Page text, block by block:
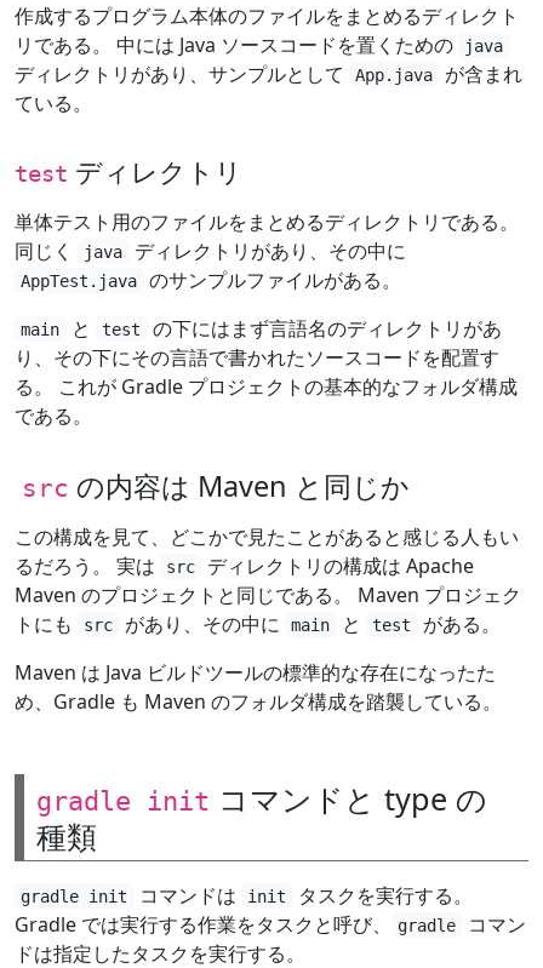
作成するプログラム本体のファイルをまとめるディレクト
リである。 中には Java ソースコードを置くための
java
ディレクトリがあり、サンプルとして App.java
が含まれ
ている。
test ディレクトリ
単体テスト用のファイルをまとめるディレクトリである。
同じく
java ディレクトリがあり、その中に
AppTest.java のサンプルファイルがある。
main と test
の下にはまず言語名のディレクトリがあ
り、その下にその言語で書かれたソースコードを配置す
る。 これが Gradle プロジェクトの基本的なフォルダ構成
である。
src の内容は Maven と同じか
この構成を見て、どこかで見たことがあると感じる人もい
るだろう。 実は
src
ディレクトリの構成は Apache
Maven のプロジェクトと同じである。 Maven プロジェク
トにも
src があり、その中に main と test
がある。
Maven は Java ビルドツールの標準的な存在になったた
め、Gradle も Maven のフォルダ構成を踏襲している。
gradle init コマンドと type の
種類
gradle init コマンドは init
タスクを実行する。
Gradle では実行する作業をタスクと呼び、
gradle
コマン
ドは指定したタスクを実行する。